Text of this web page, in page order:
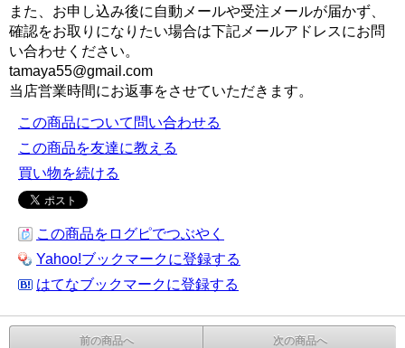
また、お申し込み後に自動メールや受注メールが届かず、
確認をお取りになりたい場合は下記メールアドレスにお問
い合わせください。
tamaya55@gmail.com
当店営業時間にお返事をさせていただきます。
この商品について問い合わせる
この商品を友達に教える
買い物を続ける
この商品をログピでつぶやく
Yahoo!ブックマークに登録する
はてなブックマークに登録する
前の商品へ 次の商品へ